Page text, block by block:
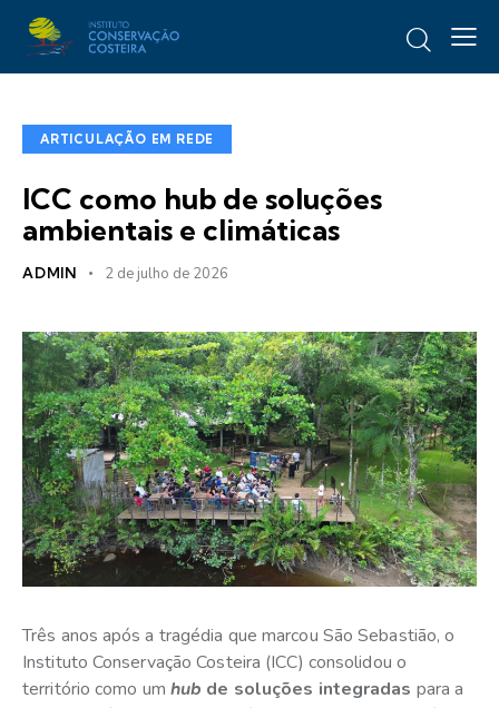
ARTICULAÇÃO EM REDE
ICC como hub de soluções
ambientais e climáticas
ADMIN 2 de julho de 2026
Três anos após a tragédia que marcou São Sebastião, o
Instituto Conservação Costeira (ICC) consolidou o
território como um hub de soluções integradas para a